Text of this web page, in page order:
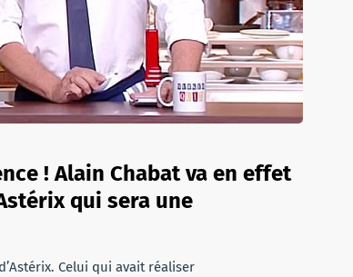
! Alain Chabat va en effet
qui sera une
Celui qui avait réaliser